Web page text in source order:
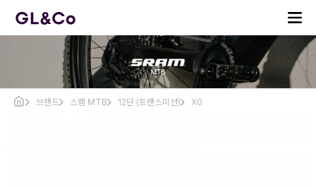
브랜드 스램 MTB 12단 (트랜스미션) X0